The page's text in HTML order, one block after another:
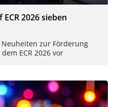
2026 sieben
Neuheiten zur Förderung
ECR 2026 vor